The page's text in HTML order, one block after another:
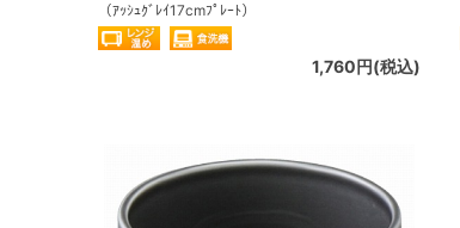
（ｱｯｼｭｸﾞﾚｲ17cmﾌﾟﾚｰﾄ）
1,760円(税込)